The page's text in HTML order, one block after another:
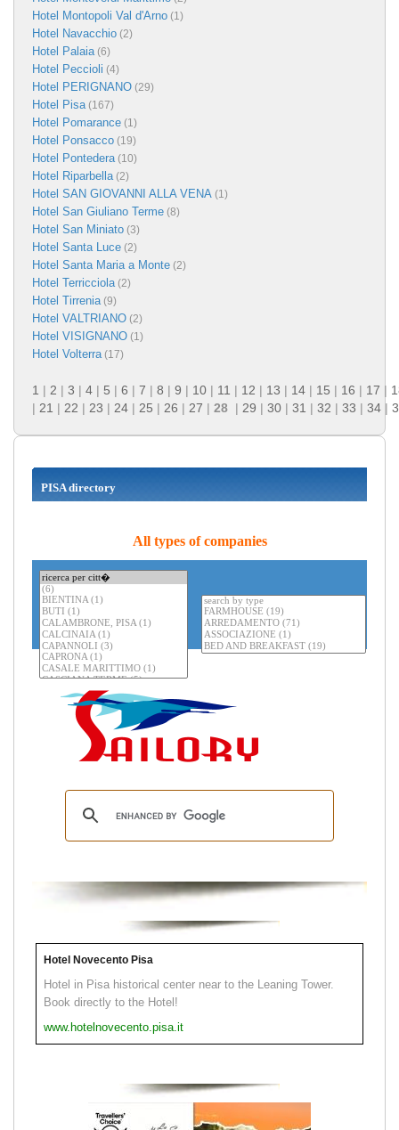
Hotel Montopoli Val d'Arno (1)
Hotel Navacchio (2)
Hotel Palaia (6)
Hotel Peccioli (4)
Hotel PERIGNANO (29)
Hotel Pisa (167)
Hotel Pomarance (1)
Hotel Ponsacco (19)
Hotel Pontedera (10)
Hotel Riparbella (2)
Hotel SAN GIOVANNI ALLA VENA (1)
Hotel San Giuliano Terme (8)
Hotel San Miniato (3)
Hotel Santa Luce (2)
Hotel Santa Maria a Monte (2)
Hotel Terricciola (2)
Hotel Tirrenia (9)
Hotel VALTRIANO (2)
Hotel VISIGNANO (1)
Hotel Volterra (17)
1 | 2 | 3 | 4 | 5 | 6 | 7 | 8 | 9 | 10 | 11 | 12 | 13 | 14 | 15 | 16 | 17 |
| 21 | 22 | 23 | 24 | 25 | 26 | 27 | 28 | 29 | 30 | 31 | 32 | 33 | 34 |
PISA directory
All types of companies
Hotel Novecento Pisa
Hotel in Pisa historical center near to the Leaning Tower.
Book directly to the Hotel!
www.hotelnovecento.pisa.it